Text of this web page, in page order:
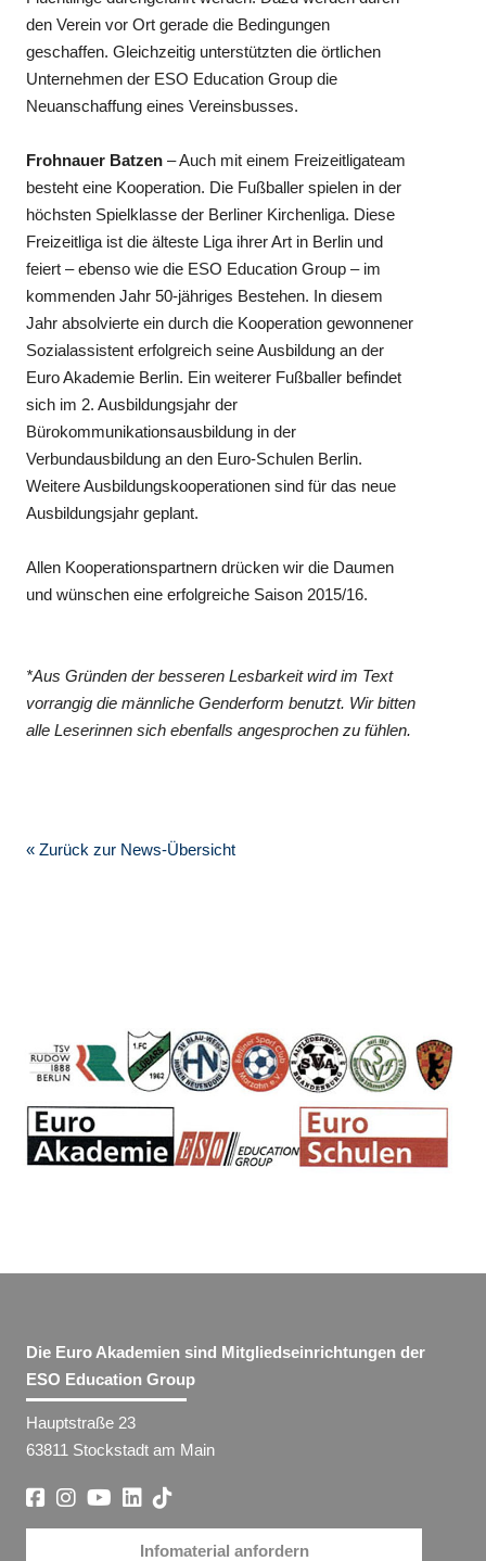
den Verein vor Ort gerade die Bedingungen
geschaffen. Gleichzeitig unterstützten die örtlichen
Unternehmen der ESO Education Group die
Neuanschaffung eines Vereinsbusses.
Frohnauer Batzen – Auch mit einem Freizeitligateam
besteht eine Kooperation. Die Fußballer spielen in der
höchsten Spielklasse der Berliner Kirchenliga. Diese
Freizeitliga ist die älteste Liga ihrer Art in Berlin und
feiert – ebenso wie die ESO Education Group – im
kommenden Jahr 50-jähriges Bestehen. In diesem
Jahr absolvierte ein durch die Kooperation gewonnener
Sozialassistent erfolgreich seine Ausbildung an der
Euro Akademie Berlin. Ein weiterer Fußballer befindet
sich im 2. Ausbildungsjahr der
Bürokommunikationsausbildung in der
Verbundausbildung an den Euro-Schulen Berlin.
Weitere Ausbildungskooperationen sind für das neue
Ausbildungsjahr geplant.
Allen Kooperationspartnern drücken wir die Daumen
und wünschen eine erfolgreiche Saison 2015/16.
*Aus Gründen der besseren Lesbarkeit wird im Text
vorrangig die männliche Genderform benutzt. Wir bitten
alle Leserinnen sich ebenfalls angesprochen zu fühlen.
« Zurück zur News-Übersicht
Die Euro Akademien sind Mitgliedseinrichtungen der
ESO Education Group
Hauptstraße 23
63811 Stockstadt am Main
Infomaterial anfordern